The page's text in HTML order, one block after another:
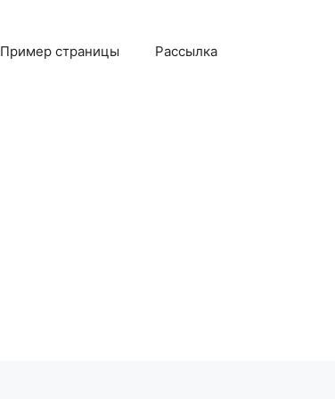
Пример страницы Рассылка